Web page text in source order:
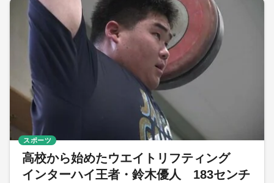
高校から始めたウエイトリフティング
インターハイ王者・鈴木優人 183センチ
スポーツ